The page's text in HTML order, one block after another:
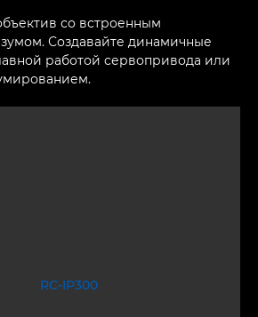
со встроенным
Создавайте динамичные
работой сервопривода или